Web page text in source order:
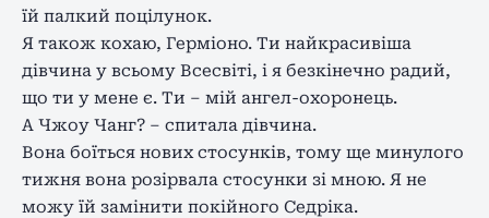
їй палкий поцілунок.
Я також кохаю, Герміоно. Ти найкрасивіша
дівчина у всьому Всесвіті, і я безкінечно радий,
що ти у мене є. Ти – мій ангел-охоронець.
А Чжоу Чанг? – спитала дівчина.
Вона боїться нових стосунків, тому ще минулого
тижня вона розірвала стосунки зі мною. Я не
можу їй замінити покійного Седріка.